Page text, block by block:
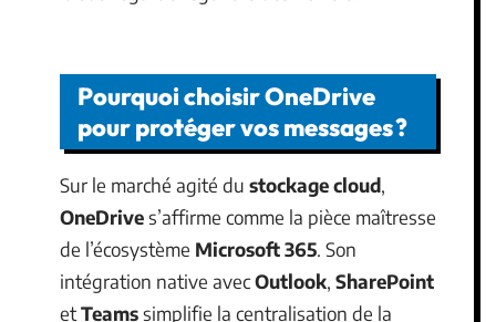
Pourquoi choisir OneDrive
pour protéger vos messages ?
Sur le marché agité du stockage cloud,
OneDrives’affirme comme la pièce maîtresse
de l’écosystème Microsoft 365. Son
intégration native avecOutlook, SharePoint
etTeamssimplifie la centralisation de la